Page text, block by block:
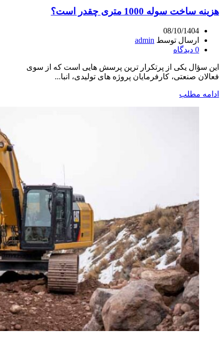
هزینه ساخت سوله 1000 متری چقدر است؟
08/10/1404
ارسال توسط admin
0 دیدگاه
این سؤال یکی از پرتکرار ترین پرسش هایی است که از سوی
فعالان صنعتی، کارفرمایان پروژه های تولیدی، انبا...
ادامه مطلب